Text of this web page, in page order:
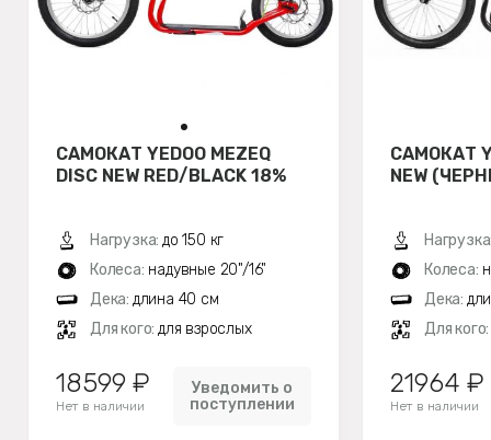
САМОКАТ YEDOO MEZEQ
DISC NEW RED/BLACK 18%
Нагрузка: до 150 кг
Колеса: надувные 20"/16"
Дека: длина 40 см
Для кого: для взрослых
18599 ₽
Нет в наличии
Уведомить о
поступлении
САМОКАТ
NEW
Колеса:
Дека:
Для кого:
21964 ₽
Нет в наличии